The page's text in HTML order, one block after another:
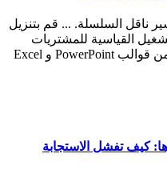
ناقل السلسلة. ... قم بتنزيل
القياسية للمشتريات
مجانا الآن! يوفر PIKBEST الملايين من قوالب PowerPoint و Excel
كيف تفشل الاستجابة